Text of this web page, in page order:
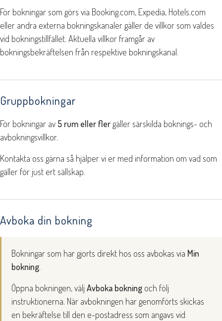
För bokningar som görs via Booking.com, Expedia, Hotels.com
eller andra externa bokningskanaler gäller de villkor som valdes
vid bokningstillfället. Aktuella villkor framgår av
bokningsbekräftelsen från respektive bokningskanal.
Gruppbokningar
För bokningar av 5 rum eller fler gäller särskilda boknings- och
avbokningsvillkor.
Kontakta oss gärna så hjälper vi er med information om vad som
gäller för just ert sällskap.
Avboka din bokning
Bokningar som har gjorts direkt hos oss avbokas via Min
bokning.
Öppna bokningen, väljAvboka bokning och följ
instruktionerna. När avbokningen har genomförts skickas
en bekräftelse till den e-postadress som angavs vid